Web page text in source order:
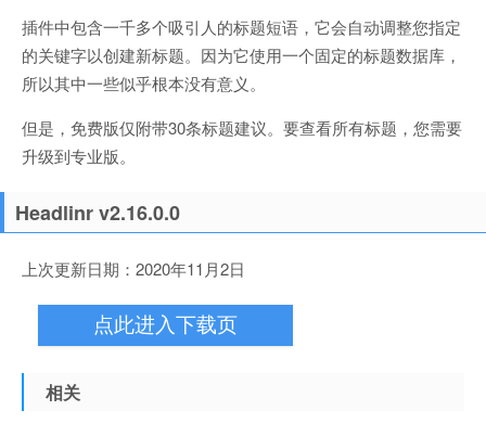
插件中包含一千多个吸引人的标题短语，它会自动调整您指定
的关键字以创建新标题。因为它使用一个固定的标题数据库，
所以其中一些似乎根本没有意义。
但是，免费版仅附带30条标题建议。要查看所有标题，您需要
升级到专业版。
Headlinr v2.16.0.0
上次更新日期：2020年11月2日
点此进入下载页
相关